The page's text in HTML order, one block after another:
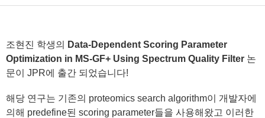
조현진 학생의
Data-Dependent Scoring Parameter
Optimization in MS-GF+ Using Spectrum Quality Filter 논
문이 JPR에 출간 되었습니다!
해당 연구는 기존의 proteomics search algorithm이 개발자에
의해 predefine된 scoring parameter들을 사용해왔고 이러한